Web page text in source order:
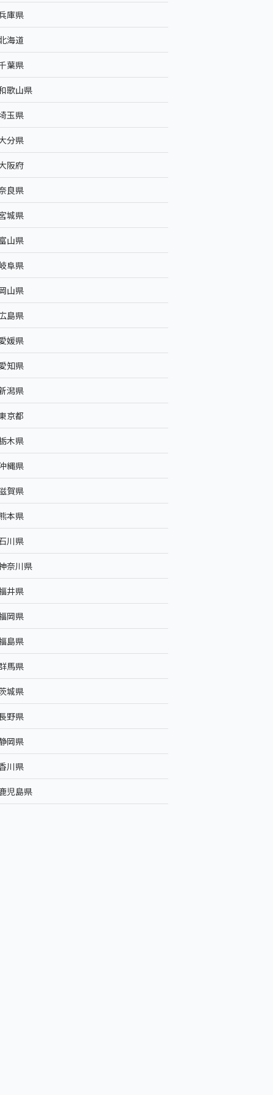
庫県
海道
葉県
歌山県
玉県
分県
阪府
良県
城県
山県
阜県
山県
島県
媛県
知県
潟県
京都
木県
縄県
賀県
本県
川県
奈川県
井県
岡県
島県
馬県
城県
野県
岡県
川県
児島県